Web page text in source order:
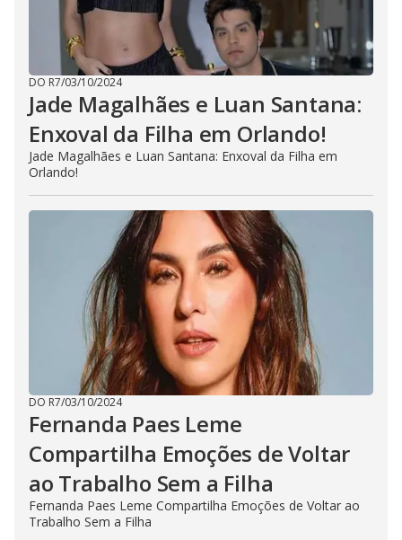
DO R7/03/10/2024
Jade Magalhães e Luan Santana:
Enxoval da Filha em Orlando!
Jade Magalhães e Luan Santana: Enxoval da Filha em
Orlando!
DO R7/03/10/2024
Fernanda Paes Leme
Compartilha Emoções de Voltar
ao Trabalho Sem a Filha
Fernanda Paes Leme Compartilha Emoções de Voltar ao
Trabalho Sem a Filha